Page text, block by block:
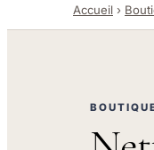
Accueil ›